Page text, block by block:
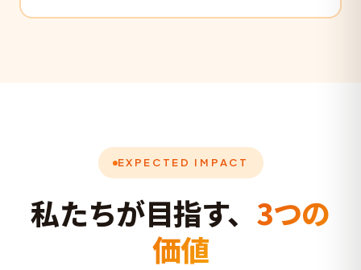
EXPECTED IMPACT
私たちが目指す、 3つの
価値